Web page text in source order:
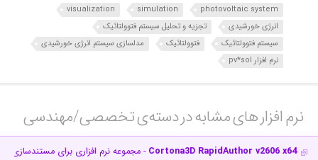
photovoltaic system
simulation
visualization
انرژی خورشیدی
تجزیه و تحلیل سیستم فتوولتائیک
سیستم فتوولتائیک
فتوولتائیک
مدلسازی سیستم انرژی خورشیدی
نرم افزار pv*sol
نرم افزار های مشابه در دسته‌ی‌ تخصصی/مهندسی‎
Cortona3D RapidAuthor v2606 x64 - مجموعه نرم افزاری برای مستندسازی